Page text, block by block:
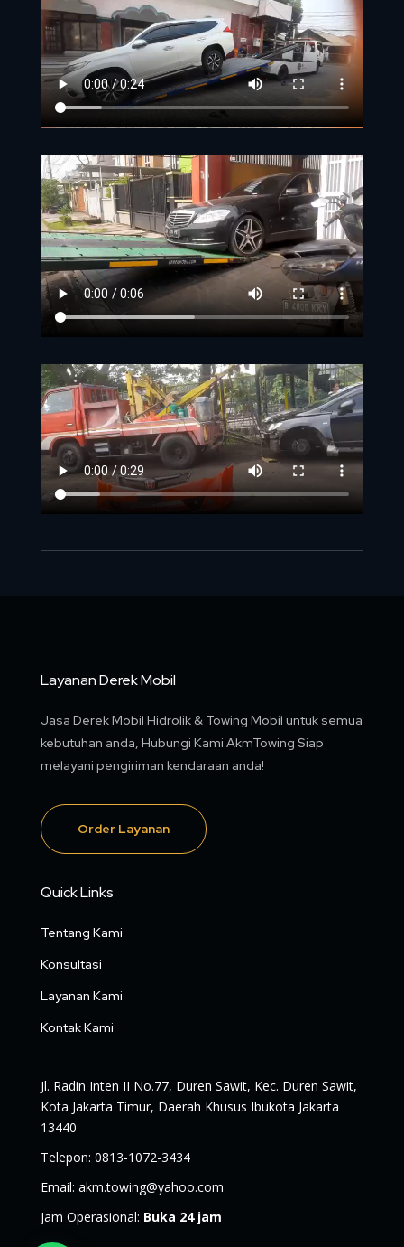
Layanan Derek Mobil
Jasa Derek Mobil Hidrolik & Towing Mobil untuk semua
kebutuhan anda, Hubungi Kami AkmTowing Siap
melayani pengiriman kendaraan anda!
Order Layanan
Quick Links
Tentang Kami
Konsultasi
Layanan Kami
Kontak Kami
Jl. Radin Inten II No.77, Duren Sawit, Kec. Duren Sawit,
Kota Jakarta Timur, Daerah Khusus Ibukota Jakarta
13440
Telepon: 0813-1072-3434
Email: akm.towing@yahoo.com
Jam Operasional: Buka 24 jam